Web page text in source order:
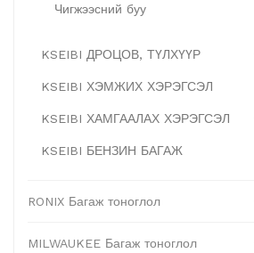
Чигжээсний буу
KSEIBI ДРОЦОВ, ТҮЛХҮҮР
KSEIBI ХЭМЖИХ ХЭРЭГСЭЛ
KSEIBI ХАМГААЛАХ ХЭРЭГСЭЛ
KSEIBI БЕНЗИН БАГАЖ
RONIX Багаж тоноглол
MILWAUKEE Багаж тоноглол